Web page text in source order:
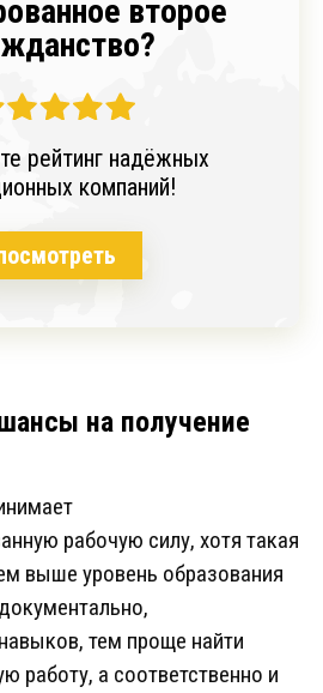
второе
рейтинг надёжных
компаний!
на получение
рабочую силу, хотя такая
выше уровень образования
тем проще найти
работу, а соответственно и